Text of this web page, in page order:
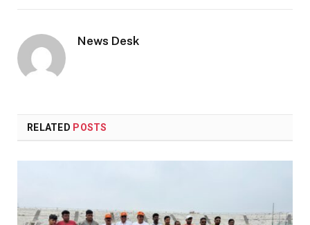
News Desk
RELATED POSTS